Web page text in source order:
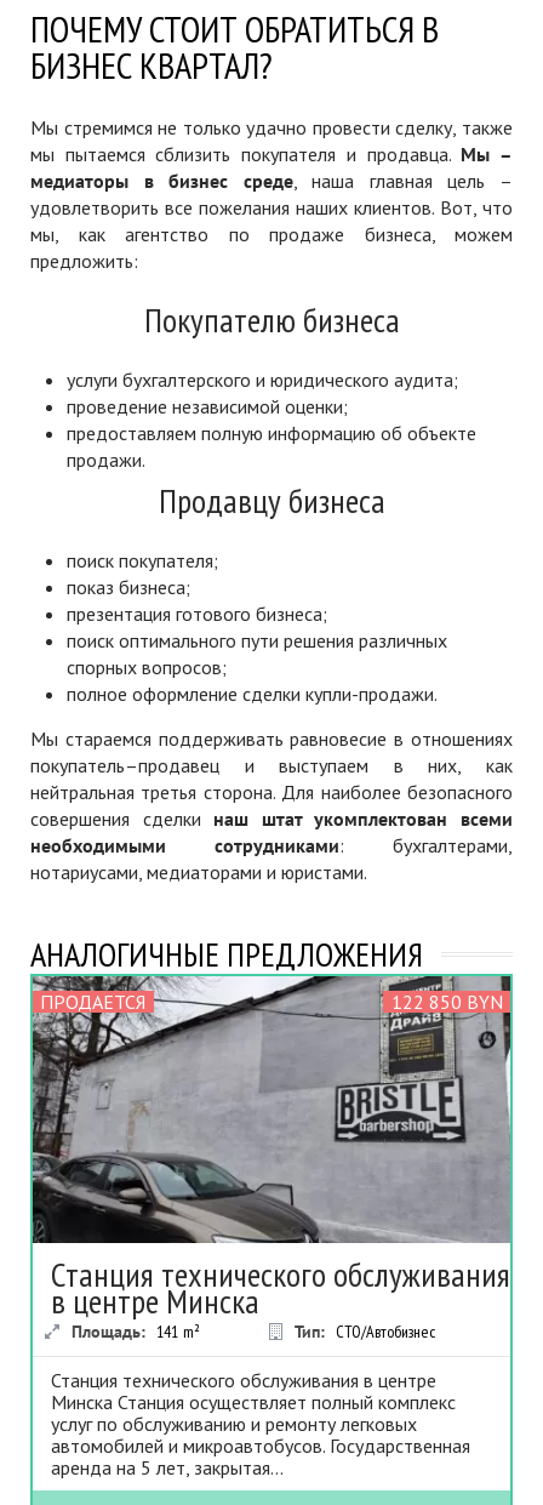
ПОЧЕМУ СТОИТ ОБРАТИТЬСЯ В
БИЗНЕС КВАРТАЛ?
Мы стремимся не только удачно провести сделку, также
мы пытаемся сблизить покупателя и продавца. Мы –
медиаторы в бизнес среде, наша главная цель –
удовлетворить все пожелания наших клиентов. Вот, что
мы, как агентство по продаже бизнеса, можем
предложить:
Покупателю бизнеса
услуги бухгалтерского и юридического аудита;
проведение независимой оценки;
предоставляем полную информацию об объекте
продажи.
Продавцу бизнеса
поиск покупателя;
показ бизнеса;
презентация готового бизнеса;
поиск оптимального пути решения различных
спорных вопросов;
полное оформление сделки купли-продажи.
Мы стараемся поддерживать равновесие в отношениях
покупатель–продавец и выступаем в них, как
нейтральная третья сторона. Для наиболее безопасного
совершения сделки наш штат укомплектован всеми
необходимыми сотрудниками: бухгалтерами,
нотариусами, медиаторами и юристами.
АНАЛОГИЧНЫЕ ПРЕДЛОЖЕНИЯ
ПРОДАЕТСЯ 122 850 BYN
Станция технического обслуживания
в центре Минска
Площадь: 141 m² Тип: СТО/Автобизнес
Станция технического обслуживания в центре
Минска Станция осуществляет полный комплекс
услуг по обслуживанию и ремонту легковых
автомобилей и микроавтобусов. Государственная
аренда на 5 лет, закрытая...